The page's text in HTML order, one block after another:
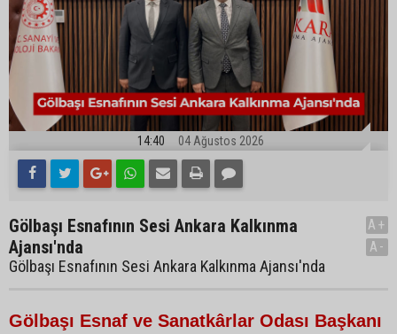
14:40 04 Ağustos 2026
Gölbaşı Esnafının Sesi Ankara Kalkınma
Ajansı'nda
Gölbaşı Esnafının Sesi Ankara Kalkınma Ajansı'nda
A+
A-
Gölbaşı Esnaf ve Sanatkârlar Odası Başkanı